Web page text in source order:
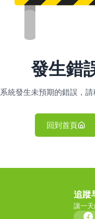
發生錯
系統發生未預期的錯誤，請
回到首頁
追蹤
讓一